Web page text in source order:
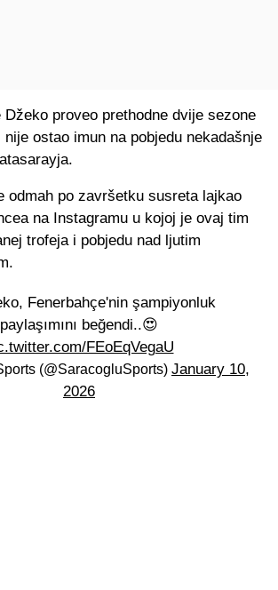
Džeko proveo prethodne dvije sezone
nije ostao imun na pobjedu nekadašnje
odmah po završetku susreta lajkao
na Instagramu u kojoj je ovaj tim
trofeja i pobjedu nad ljutim
Fenerbahçe'nin şampiyonluk
paylaşımını beğendi..😍
FEoEqVegaU
(@SaracogluSports) January 10,
2026